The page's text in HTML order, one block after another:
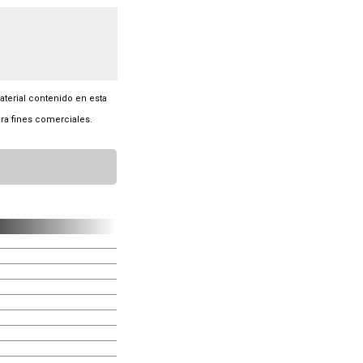
contenido en esta
fines comerciales.